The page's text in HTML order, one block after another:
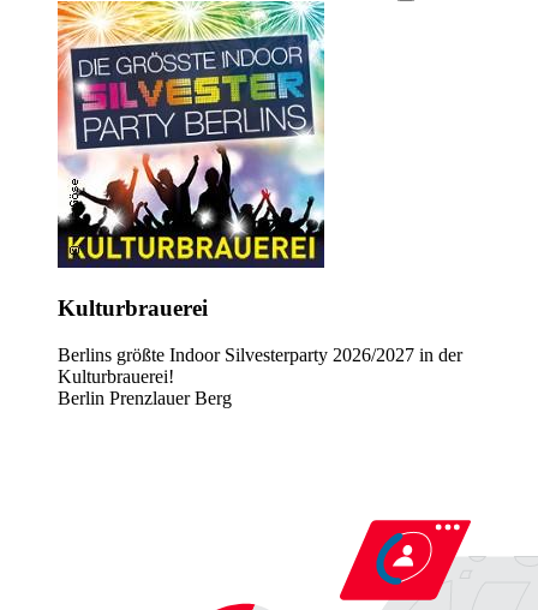
Kulturbrauerei
Berlins größte Indoor Silvesterparty 2026/2027 in der
Kulturbrauerei!
Berlin Prenzlauer Berg